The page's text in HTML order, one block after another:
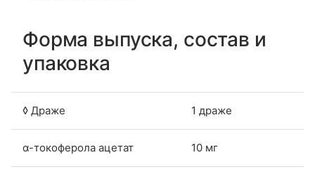
Форма выпуска, состав и
упаковка
◊ Драже 1 драже
α-токоферола ацетат 10 мг